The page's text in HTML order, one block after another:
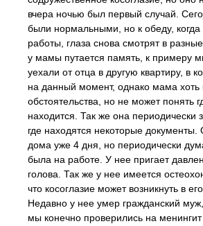
вчера ночью был первый случай.
были нормальными, но к обеду,
работы, глаза снова смотрят в
у мамы путается память, к примеру
уехали от отца в другую квартиру, в
на данный момент, однако мама хоть
обстоятельства, но не может понять
находится. Так же она периодически
где находятся некоторые документы.
дома уже 4 дня, но периодически
была на работе. У нее пригает
голова. Так же у нее имеется
что косоглазие может возникнуть в
Недавно у нее умер гражданский муж,
мы конечно проверились на менингит